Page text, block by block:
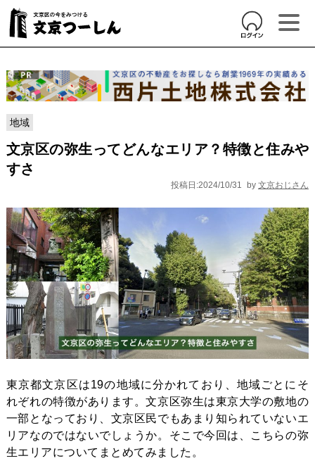
地域
文京区の弥生ってどんなエリア？特徴と住みや
すさ
投稿日:2024/10/31 by文京おじさん
東京都文京区は19の地域に分かれており、地域ごとにそ
れぞれの特徴があります。文京区弥生は東京大学の敷地の
一部となっており、文京区民でもあまり知られていないエ
リアなのではないでしょうか。そこで今回は、こちらの弥
生エリアについてまとめてみました。